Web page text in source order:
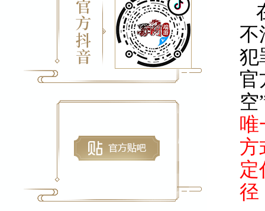
不
犯
官
空
唯
方
定
径